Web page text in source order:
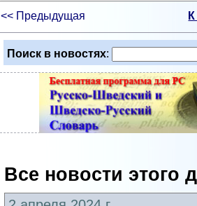
<< Предыдущая
Поиск в новостях:
Все новости этого